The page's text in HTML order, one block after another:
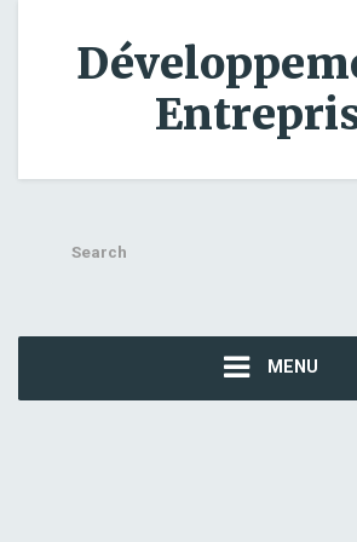
for:
MENU